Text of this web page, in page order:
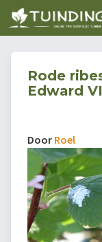
Rode
Edward
Door Roel